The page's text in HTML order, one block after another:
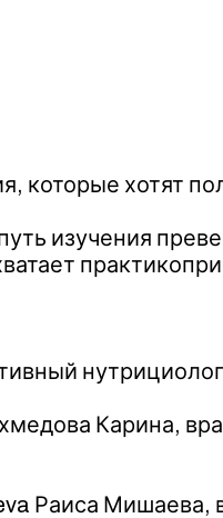
которые хотят
изучения
Карина,
Раиса